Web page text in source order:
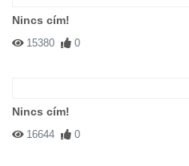
Nincs cím!
15380 0
Nincs cím!
16644 0